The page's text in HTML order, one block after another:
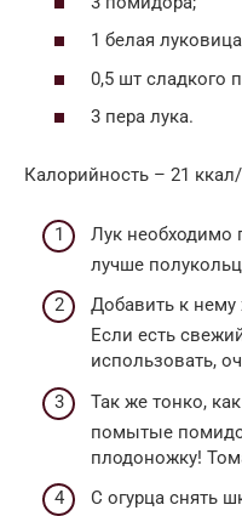
1 белая
0,5 шт сладкого
3 пера лука.
Калорийность – 21 ккал/
Лук необходимо
лучше
Добавить к
Если есть
использовать,
Так же тонко,
помытые
плодоножку!
С огурца снять